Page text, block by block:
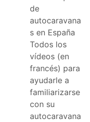
de
autocaravana
s en España
Todos los
vídeos (en
francés) para
ayudarle a
familiarizarse
con su
autocaravana